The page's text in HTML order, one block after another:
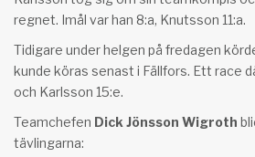
regnet. Imål var han 8:a, Knutsson 11:a.
Tidigare under helgen på fredagen
kunde köras senast i Fällfors. Ett race
och Karlsson 15:e.
Teamchefen Dick Jönsson Wigroth
tävlingarna: